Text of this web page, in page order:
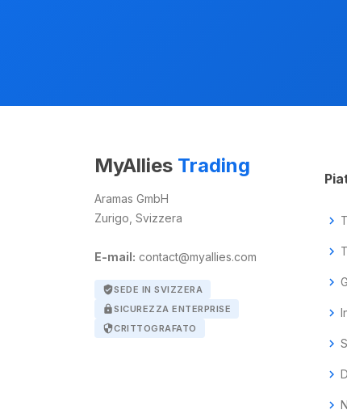
MyAllies Trading
Aramas GmbH
Zurigo, Svizzera
E-mail: contact@myallies.com
verified_userSEDE IN SVIZZERA
lockSICUREZZA ENTERPRISE
securityCRITTOGRAFATO
chevron_right
chevron_right
chevron_right
chevron_right
chevron_right
chevron_right
chevron_right